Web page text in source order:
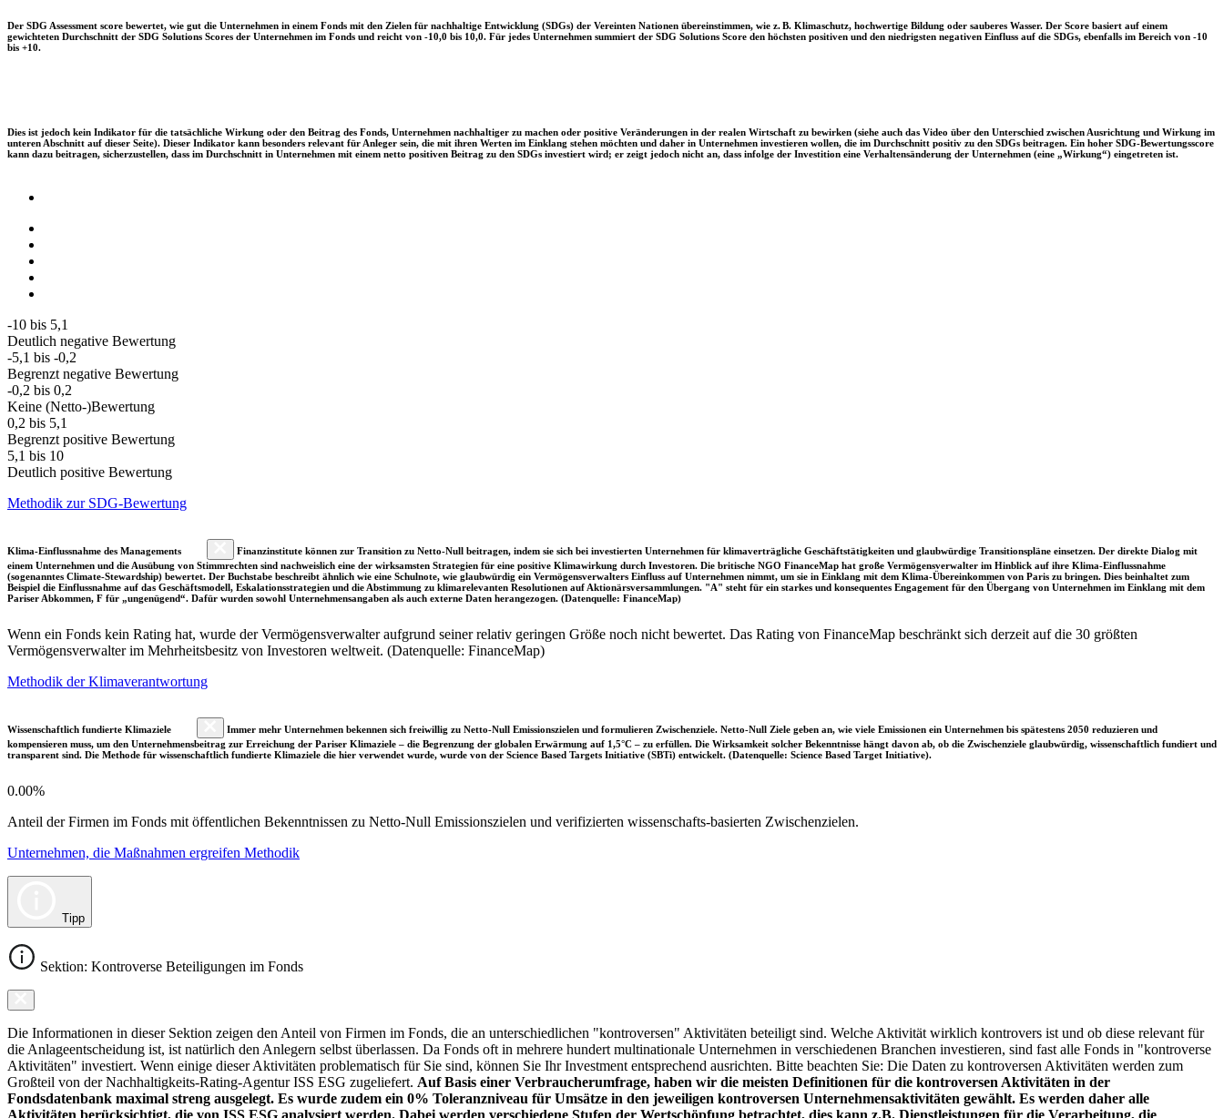
Der SDG Assessment score bewertet, wie gut die Unternehmen in einem Fonds mit den Zielen für nachhaltige Entwicklung (SDGs) der Vereinten Nationen übereinstimmen, wie z. B. Klimaschutz, hochwertige Bildung oder sauberes Wasser. Der Score basiert auf einem
gewichteten Durchschnitt der SDG Solutions Scores der Unternehmen im Fonds und reicht von -10,0 bis 10,0. Für jedes Unternehmen summiert der SDG Solutions Score den höchsten positiven und den niedrigsten negativen Einfluss auf die SDGs, ebenfalls im Bereich von -10
bis +10.
Dies ist jedoch kein Indikator für die tatsächliche Wirkung oder den Beitrag des Fonds, Unternehmen nachhaltiger zu machen oder positive Veränderungen in der realen Wirtschaft zu bewirken (siehe auch das Video über den Unterschied zwischen Ausrichtung und Wirkung im
unteren Abschnitt auf dieser Seite). Dieser Indikator kann besonders relevant für Anleger sein, die mit ihren Werten im Einklang stehen möchten und daher in Unternehmen investieren wollen, die im Durchschnitt positiv zu den SDGs beitragen. Ein hoher SDG-Bewertungsscore
kann dazu beitragen, sicherzustellen, dass im Durchschnitt in Unternehmen mit einem netto positiven Beitrag zu den SDGs investiert wird; er zeigt jedoch nicht an, dass infolge der Investition eine Verhaltensänderung der Unternehmen (eine „Wirkung“) eingetreten ist.
-10 bis 5,1
Deutlich negative Bewertung
-5,1 bis -0,2
Begrenzt negative Bewertung
-0,2 bis 0,2
Keine (Netto-)Bewertung
0,2 bis 5,1
Begrenzt positive Bewertung
5,1 bis 10
Deutlich positive Bewertung
Methodik zur SDG-Bewertung
Klima-Einflussnahme des Managements
Finanzinstitute können zur Transition zu Netto-Null beitragen, indem sie sich bei investierten Unternehmen für klimaverträgliche Geschäftstätigkeiten und glaubwürdige Transitionspläne einsetzen. Der direkte Dialog mit
einem Unternehmen und die Ausübung von Stimmrechten sind nachweislich eine der wirksamsten Strategien für eine positive Klimawirkung durch Investoren. Die britische NGO FinanceMap hat große Vermögensverwalter im Hinblick auf ihre Klima-Einflussnahme
(sogenanntes Climate-Stewardship) bewertet. Der Buchstabe beschreibt ähnlich wie eine Schulnote, wie glaubwürdig ein Vermögensverwalters Einfluss auf Unternehmen nimmt, um sie in Einklang mit dem Klima-Übereinkommen von Paris zu bringen. Dies beinhaltet zum
Beispiel die Einflussnahme auf das Geschäftsmodell, Eskalationsstrategien und die Abstimmung zu klimarelevanten Resolutionen auf Aktionärsversammlungen. "A" steht für ein starkes und konsequentes Engagement für den Übergang von Unternehmen im Einklang mit dem
Pariser Abkommen, F für „ungenügend“. Dafür wurden sowohl Unternehmensangaben als auch externe Daten herangezogen. (Datenquelle: FinanceMap)
Wenn ein Fonds kein Rating hat, wurde der Vermögensverwalter aufgrund seiner relativ geringen Größe noch nicht bewertet. Das Rating von FinanceMap beschränkt sich derzeit auf die 30 größten
Vermögensverwalter im Mehrheitsbesitz von Investoren weltweit. (Datenquelle: FinanceMap)
Methodik der Klimaverantwortung
Wissenschaftlich fundierte Klimaziele
Immer mehr Unternehmen bekennen sich freiwillig zu Netto-Null Emissionszielen und formulieren Zwischenziele. Netto-Null Ziele geben an, wie viele Emissionen ein Unternehmen bis spätestens 2050 reduzieren und
kompensieren muss, um den Unternehmensbeitrag zur Erreichung der Pariser Klimaziele – die Begrenzung der globalen Erwärmung auf 1,5°C – zu erfüllen. Die Wirksamkeit solcher Bekenntnisse hängt davon ab, ob die Zwischenziele glaubwürdig, wissenschaftlich fundiert und
transparent sind. Die Methode für wissenschaftlich fundierte Klimaziele die hier verwendet wurde, wurde von der Science Based Targets Initiative (SBTi) entwickelt. (Datenquelle: Science Based Target Initiative).
0.00%
Anteil der Firmen im Fonds mit öffentlichen Bekenntnissen zu Netto-Null Emissionszielen und verifizierten wissenschafts-basierten Zwischenzielen.
Unternehmen, die Maßnahmen ergreifen Methodik
Tipp
Sektion: Kontroverse Beteiligungen im Fonds
Die Informationen in dieser Sektion zeigen den Anteil von Firmen im Fonds, die an unterschiedlichen "kontroversen" Aktivitäten beteiligt sind. Welche Aktivität wirklich kontrovers ist und ob diese relevant für
die Anlageentscheidung ist, ist natürlich den Anlegern selbst überlassen. Da Fonds oft in mehrere hundert multinationale Unternehmen in verschiedenen Branchen investieren, sind fast alle Fonds in "kontroverse
Aktivitäten" investiert. Wenn einige dieser Aktivitäten problematisch für Sie sind, können Sie Ihr Investment entsprechend ausrichten. Bitte beachten Sie: Die Daten zu kontroversen Aktivitäten werden zum
Großteil von der Nachhaltigkeits-Rating-Agentur ISS ESG zugeliefert. Auf Basis einer Verbraucherumfrage, haben wir die meisten Definitionen für die kontroversen Aktivitäten in der
Fondsdatenbank maximal streng ausgelegt. Es wurde zudem ein 0% Toleranzniveau für Umsätze in den jeweiligen kontroversen Unternehmensaktivitäten gewählt. Es werden daher alle
Aktivitäten berücksichtigt, die von ISS ESG analysiert werden. Dabei werden verschiedene Stufen der Wertschöpfung betrachtet, dies kann z.B. Dienstleistungen für die Verarbeitung, die